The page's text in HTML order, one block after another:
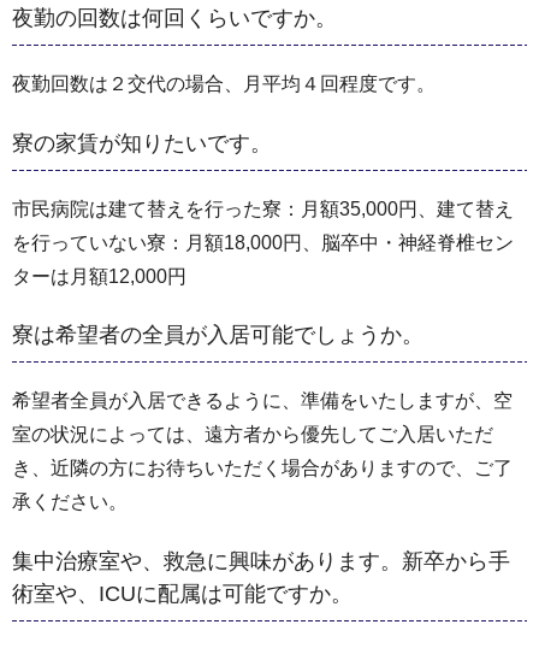
夜勤の回数は何回くらいですか。
夜勤回数は２交代の場合、月平均４回程度です。
寮の家賃が知りたいです。
市民病院は建て替えを行った寮：月額35,000円、建て替え
を行っていない寮：月額18,000円、脳卒中・神経脊椎セン
ターは月額12,000円
寮は希望者の全員が入居可能でしょうか。
希望者全員が入居できるように、準備をいたしますが、空
室の状況によっては、遠方者から優先してご入居いただ
き、近隣の方にお待ちいただく場合がありますので、ご了
承ください。
集中治療室や、救急に興味があります。新卒から手
術室や、ICUに配属は可能ですか。